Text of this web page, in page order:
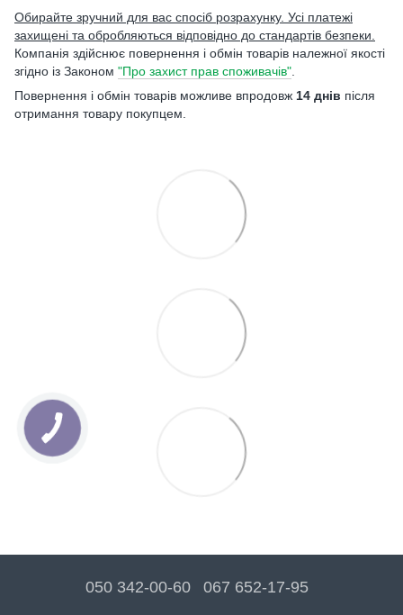
Обирайте зручний для вас спосіб розрахунку. Усі платежі
захищені та обробляються відповідно до стандартів безпеки.
Компанія здійснює повернення і обмін товарів належної якості
згідно із Законом "Про захист прав споживачів"
Повернення і обмін товарів можливе впродовж 14 днів після
отримання товару покупцем.
050 342-00-60 067 652-17-95